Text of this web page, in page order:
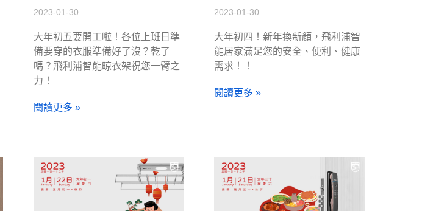
2023-01-30
大年初五要開工啦！各位上班日準
備要穿的衣服準備好了沒？乾了
嗎？飛利浦智能晾衣架祝您一臂之
力！
閱讀更多 »
2023-01-30
大年初四！新年換新顏，飛利浦智
能居家滿足您的安全、便利、健康
需求！！
閱讀更多 »